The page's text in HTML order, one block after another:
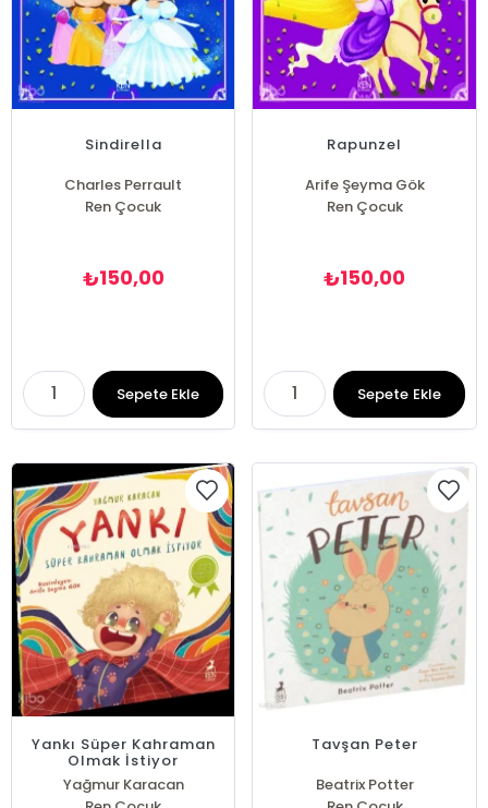
Sindirella
Charles Perrault
Ren Çocuk
₺150,00
Sepete Ekle
Rapunzel
Arife Şeyma Gök
Ren Çocuk
₺150,00
Sepete Ekle
Yankı Süper Kahraman
Olmak İstiyor
Yağmur Karacan
Tavşan Peter
Beatrix Potter